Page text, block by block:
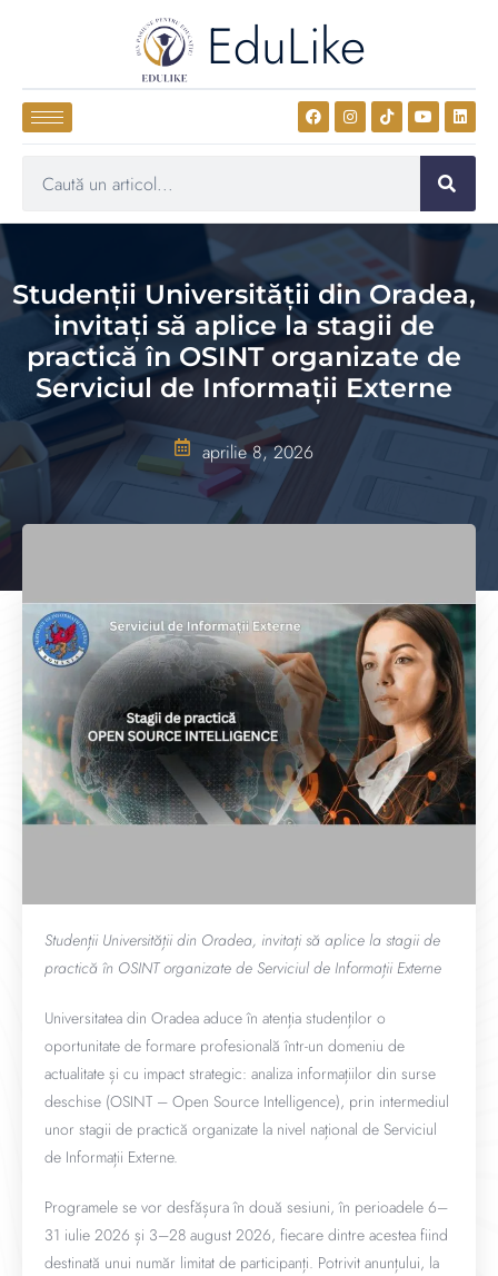
EduLike
Studenții Universității din Oradea,
invitați să aplice la stagii de
practică în OSINT organizate de
Serviciul de Informații Externe
aprilie 8, 2026
Studenții Universității din Oradea, invitați să aplice la stagii de
practică în OSINT organizate de Serviciul de Informații Externe
Universitatea din Oradea aduce în atenția studenților o
oportunitate de formare profesională într-un domeniu de
actualitate și cu impact strategic: analiza informațiilor din surse
deschise (OSINT – Open Source Intelligence), prin intermediul
unor stagii de practică organizate la nivel național de Serviciul
de Informații Externe.
Programele se vor desfășura în două sesiuni, în perioadele 6–
31 iulie 2026 și 3–28 august 2026, fiecare dintre acestea fiind
destinată unui număr limitat de participanți. Potrivit anunțului, la